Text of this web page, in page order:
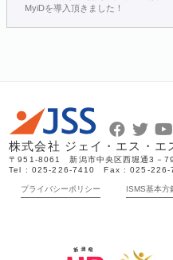
MyiDを導入頂きました！
株式会社 ジェイ・エス・エ
〒951-8061 新潟市中央区西堀通3－
Tel : 025-226-7410 Fax : 025-226-
プライバシーポリシー ISMS基本方